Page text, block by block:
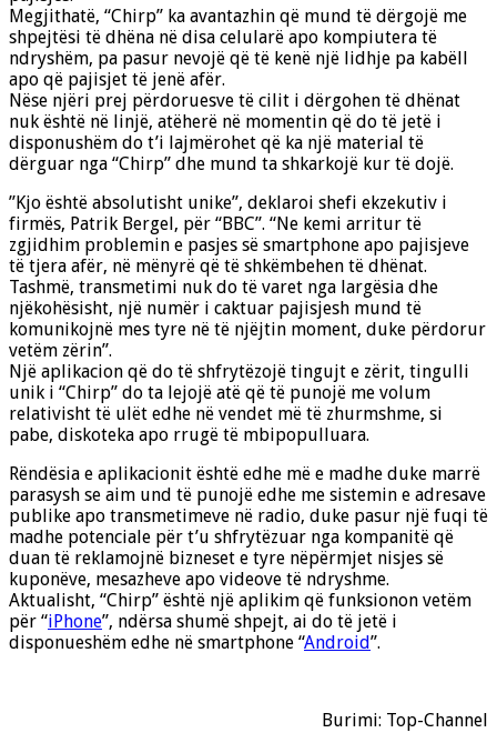
Megjithatë, “Chirp” ka avantazhin që mund të dërgojë me
shpejtësi të dhëna në disa celularë apo kompiutera të
ndryshëm, pa pasur nevojë që të kenë një lidhje pa kabëll
apo që pajisjet të jenë afër.
Nëse njëri prej përdoruesve të cilit i dërgohen të dhënat
nuk është në linjë, atëherë në momentin që do të jetë i
disponushëm do t’i lajmërohet që ka një material të
dërguar nga “Chirp” dhe mund ta shkarkojë kur të dojë.
”Kjo është absolutisht unike”, deklaroi shefi ekzekutiv i
firmës, Patrik Bergel, për “BBC”. “Ne kemi arritur të
zgjidhim problemin e pasjes së smartphone apo pajisjeve
të tjera afër, në mënyrë që të shkëmbehen të dhënat.
Tashmë, transmetimi nuk do të varet nga largësia dhe
njëkohësisht, një numër i caktuar pajisjesh mund të
komunikojnë mes tyre në të njëjtin moment, duke përdorur
vetëm zërin”.
Një aplikacion që do të shfrytëzojë tingujt e zërit, tingulli
unik i “Chirp” do ta lejojë atë që të punojë me volum
relativisht të ulët edhe në vendet më të zhurmshme, si
pabe, diskoteka apo rrugë të mbipopulluara.
Rëndësia e aplikacionit është edhe më e madhe duke marrë
parasysh se aim und të punojë edhe me sistemin e adresave
publike apo transmetimeve në radio, duke pasur një fuqi të
madhe potenciale për t’u shfrytëzuar nga kompanitë që
duan të reklamojnë bizneset e tyre nëpërmjet nisjes së
kuponëve, mesazheve apo videove të ndryshme.
Aktualisht, “Chirp” është një aplikim që funksionon vetëm
për “iPhone”, ndërsa shumë shpejt, ai do të jetë i
disponueshëm edhe në smartphone “Android”.
Burimi: Top-Channel